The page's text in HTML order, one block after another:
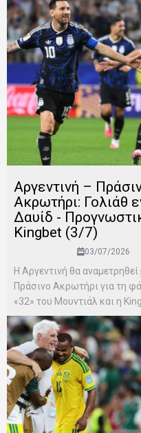
Αργεντινή –
Ακρωτήρι: Γολιάθ
Δαυίδ -
Kingbet (3/7)
03/07/2026
Η Αργεντινή θα αναμετρηθεί
Πράσινο Ακρωτήρι για τη
«32» του Μουντιάλ και η